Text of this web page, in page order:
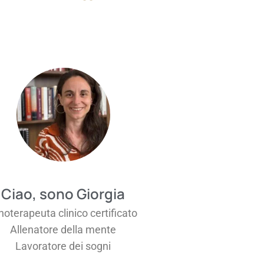
Ciao, sono Giorgia
clinico certificato
Allenatore della mente
Lavoratore dei sogni